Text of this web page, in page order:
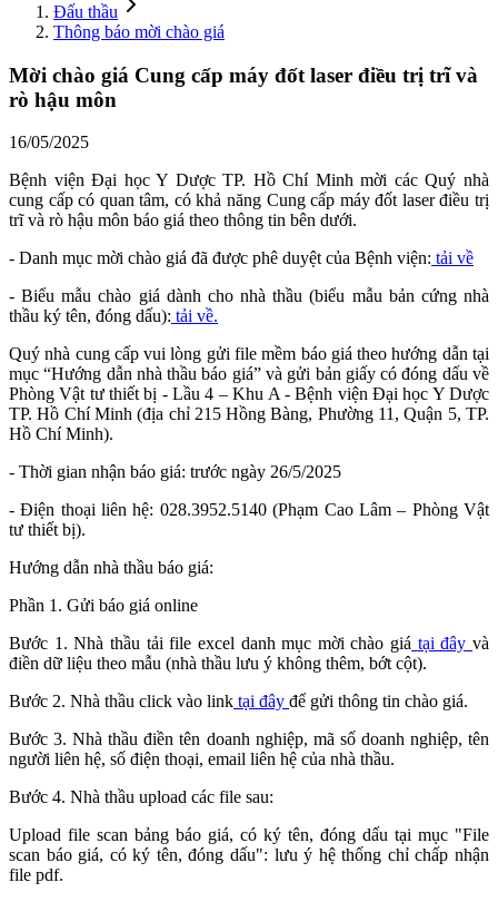
Đấu thầu
Thông báo mời chào giá
Mời chào giá Cung cấp máy đốt laser điều trị trĩ và
rò hậu môn
16/05/2025
Bệnh viện Đại học Y Dược TP. Hồ Chí Minh mời các Quý nhà
cung cấp có quan tâm, có khả năng Cung cấp máy đốt laser điều trị
trĩ và rò hậu môn báo giá theo thông tin bên dưới.
- Danh mục mời chào giá đã được phê duyệt của Bệnh viện: tải về
- Biểu mẫu chào giá dành cho nhà thầu (biểu mẫu bản cứng nhà
thầu ký tên, đóng dấu): tải về.
Quý nhà cung cấp vui lòng gửi file mềm báo giá theo hướng dẫn tại
mục “Hướng dẫn nhà thầu báo giá” và gửi bản giấy có đóng dấu về
Phòng Vật tư thiết bị - Lầu 4 – Khu A - Bệnh viện Đại học Y Dược
TP. Hồ Chí Minh (địa chỉ 215 Hồng Bàng, Phường 11, Quận 5, TP.
Hồ Chí Minh).
- Thời gian nhận báo giá: trước ngày 26/5/2025
- Điện thoại liên hệ: 028.3952.5140 (Phạm Cao Lâm – Phòng Vật
tư thiết bị).
Hướng dẫn nhà thầu báo giá:
Phần 1. Gửi báo giá online
Bước 1. Nhà thầu tải file excel danh mục mời chào giá tại đây và
điền dữ liệu theo mẫu (nhà thầu lưu ý không thêm, bớt cột).
Bước 2. Nhà thầu click vào link tại đây để gửi thông tin chào giá.
Bước 3. Nhà thầu điền tên doanh nghiệp, mã số doanh nghiệp, tên
người liên hệ, số điện thoại, email liên hệ của nhà thầu.
Bước 4. Nhà thầu upload các file sau:
Upload file scan bảng báo giá, có ký tên, đóng dấu tại mục "File
scan báo giá, có ký tên, đóng dấu": lưu ý hệ thống chỉ chấp nhận
file pdf.